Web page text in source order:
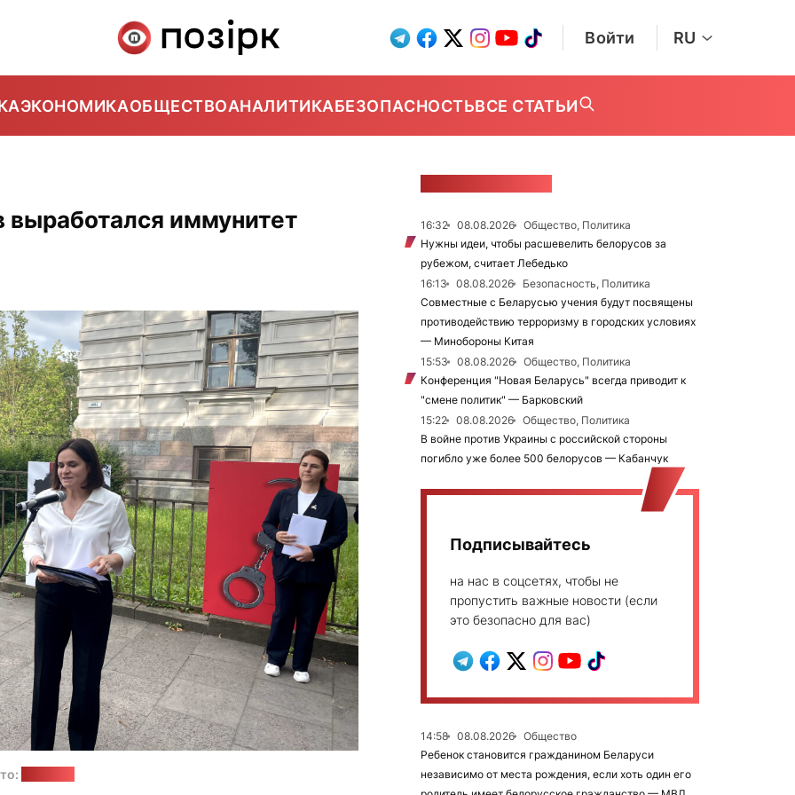
Войти RU
ЭКОНОМИКАОБЩЕСТВОАНАЛИТИКАБЕЗОПАСНОСТЬВСЕ СТАТЬИ
выработался иммунитет 16:32 08.08.2026
Общество, Политика
Нужны идеи, чтобы расшевелить белорусов за
рубежом, считает Лебедько
16:13
08.08.2026
Безопасность, Политика
Совместные с Беларусью учения будут посвящены
противодействию терроризму в городских условиях
— Минобороны Китая
15:53
08.08.2026
Общество, Политика
Конференция "Новая Беларусь" всегда приводит к
"смене политик" — Барковский
15:22
08.08.2026
Общество, Политика
В войне против Украины с российской стороны
погибло уже более 500 белорусов — Кабанчук
Подписывайтесь
на нас в соцсетях, чтобы не
пропустить важные новости (если
это безопасно для вас)
14:58 08.08.2026
Общество
Ребенок становится гражданином Беларуси
независимо от места рождения, если хоть один его